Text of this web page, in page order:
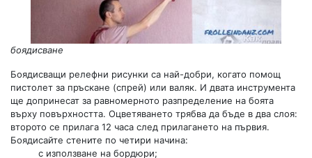
боядисване
Боядисващи релефни рисунки са най-добри, когато помощ
пистолет за пръскане (спрей) или валяк. И двата инструмента
ще допринесат за равномерното разпределение на боята
върху повърхността. Оцветяването трябва да бъде в два слоя:
второто се прилага 12 часа след прилагането на първия.
Боядисайте стените по четири начина:
с използване на бордюри;